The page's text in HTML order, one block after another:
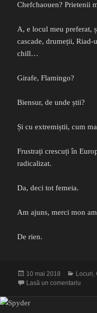
Chefchaouen? Prietenii
A, e locul meu preferat,
cascade, drumeții,
chill…
Girafe, Flamingo?
Biensur, de unde știi?
Și cu extremiștii, cum
Frustrați crescuți în
radicalizat.
Da, deci tot femeia.
Am ajuns, merci mon
De rien.
Publicat
pe
10 mai 2018 Locuri,
Lasă un comentariu